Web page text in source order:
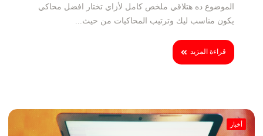
الموضوع ده هتلاقي ملخص كامل لأزاي تختار افضل محاكي
يكون مناسب ليك وترتيب المحاكيات من حيث...
قراءة المزيد
أخبار